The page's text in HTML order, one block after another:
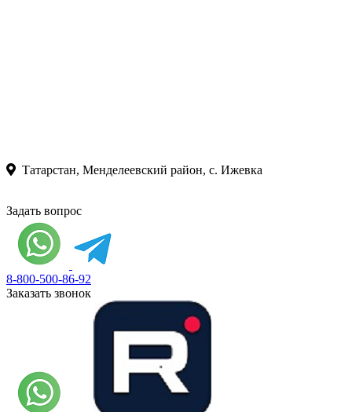
Татарстан, Менделеевский район, с. Ижевка
Задать вопрос
8-800-500-86-92
Заказать звонок